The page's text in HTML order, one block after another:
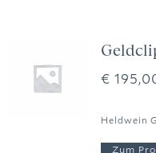
€
Heldwein